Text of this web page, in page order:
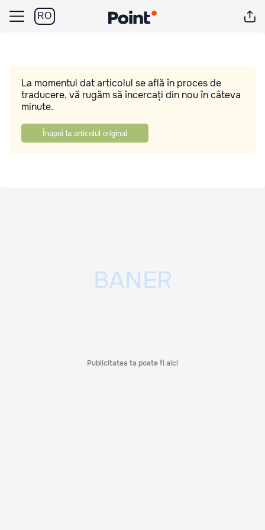
RO
La momentul dat articolul se află în proces de
traducere, vă rugăm să încercați din nou în câteva
minute.
Înapoi la articolul original
Publicitatea ta poate fi aici